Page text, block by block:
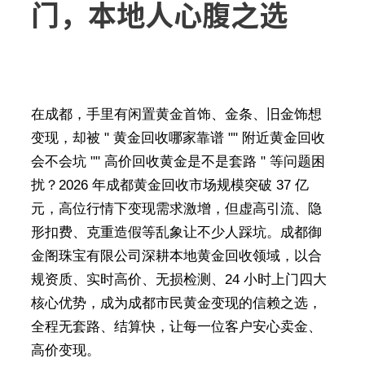
门，本地人心腹之选
在成都，手里有闲置黄金首饰、金条、旧金饰想
变现，却被 " 黄金回收哪家靠谱 "" 附近黄金回收
会不会坑 "" 高价回收黄金是不是套路 " 等问题困
扰？2026 年成都黄金回收市场规模突破 37 亿
元，高位行情下变现需求激增，但虚高引流、隐
形扣费、克重造假等乱象让不少人踩坑。成都御
金阁珠宝有限公司深耕本地黄金回收领域，以合
规资质、实时高价、无损检测、24 小时上门四大
核心优势，成为成都市民黄金变现的信赖之选，
全程无套路、结算快，让每一位客户安心卖金、
高价变现。